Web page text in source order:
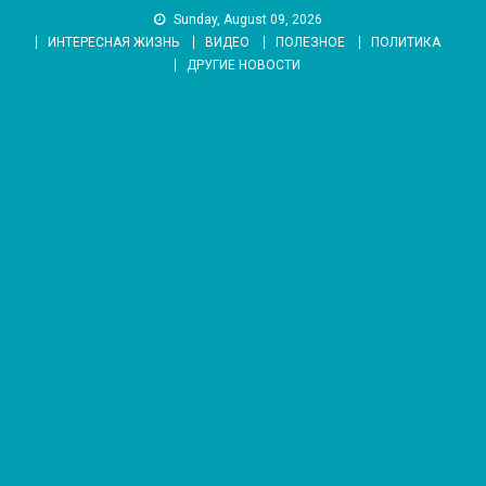
Sunday, August 09, 2026
ИНТЕРЕСНАЯ ЖИЗНЬ
ВИДЕО ПОЛЕЗНОЕ
ПОЛИТИКА
ДРУГИЕ НОВОСТИ